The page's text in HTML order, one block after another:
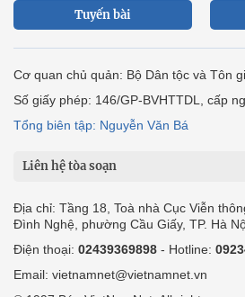
Tuyến bài
Cơ quan chủ quản: Bộ Dân tộc và Tôn
Số giấy phép: 146/GP-BVHTTDL, cấp
Tổng biên tập: Nguyễn Văn Bá
Liên hệ tòa soạn
Địa chỉ: Tầng 18, Toà nhà Cục Viễn
Đình Nghệ, phường Cầu Giấy, TP. Hà
Điện thoại: 02439369898 - Hotline:
Email: vietnamnet@vietnamnet.vn